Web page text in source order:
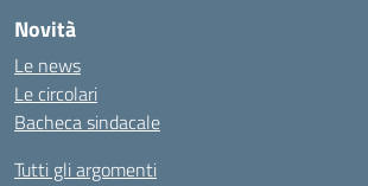
Novità
Le news
Le circolari
Bacheca sindacale
Tutti gli argomenti